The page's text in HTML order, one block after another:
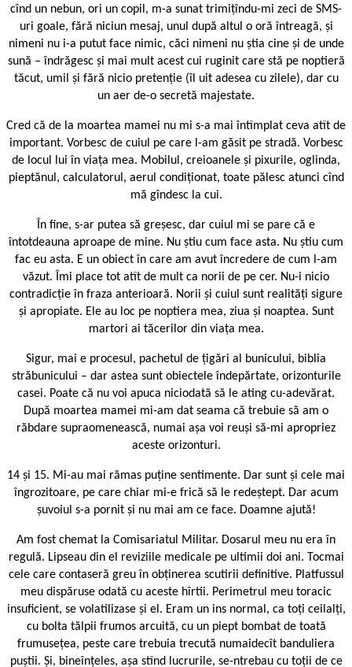
cînd un nebun, ori un copil, m-a sunat trimițîndu-mi zeci de SMS-
uri goale, fără niciun mesaj, unul după altul o oră întreagă, și
nimeni nu i-a putut face nimic, căci nimeni nu știa cine și de unde
sună – îndrăgesc și mai mult acest cui ruginit care stă pe noptieră
tăcut, umil și fără nicio pretenție (îl uit adesea cu zilele), dar cu
un aer de-o secretă majestate.
Cred că de la moartea mamei nu mi s-a mai întîmplat ceva atît de
important. Vorbesc de cuiul pe care l-am găsit pe stradă. Vorbesc
de locul lui în viața mea. Mobilul, creioanele și pixurile, oglinda,
pieptănul, calculatorul, aerul condiționat, toate pălesc atunci cînd
mă gîndesc la cui.
În fine, s-ar putea să greșesc, dar cuiul mi se pare că e
întotdeauna aproape de mine. Nu știu cum face asta. Nu știu cum
fac eu asta. E un obiect în care am avut încredere de cum l-am
văzut. Îmi place tot atît de mult ca norii de pe cer. Nu-i nicio
contradicție în fraza anterioară. Norii și cuiul sunt realități sigure
și apropiate. Ele au loc pe noptiera mea, ziua și noaptea. Sunt
martori ai tăcerilor din viața mea.
Sigur, mai e procesul, pachetul de țigări al bunicului, biblia
străbunicului – dar astea sunt obiectele îndepărtate, orizonturile
casei. Poate că nu voi apuca niciodată să le ating cu-adevărat.
După moartea mamei mi-am dat seama că trebuie să am o
răbdare supraomenească, numai așa voi reuși să-mi apropriez
aceste orizonturi.
14 și 15. Mi-au mai rămas puține sentimente. Dar sunt și cele mai
îngrozitoare, pe care chiar mi-e frică să le redeștept. Dar acum
șuvoiul s-a pornit și nu mai am ce face. Doamne ajută!
Am fost chemat la Comisariatul Militar. Dosarul meu nu era în
regulă. Lipseau din el reviziile medicale pe ultimii doi ani. Tocmai
cele care contaseră greu în obținerea scutirii definitive. Platfussul
meu dispăruse odată cu aceste hîrtii. Perimetrul meu toracic
insuficient, se volatilizase și el. Eram un ins normal, ca toți ceilalți,
cu bolta tălpii frumos arcuită, cu un piept bombat de toată
frumusețea, peste care trebuia trecută numaidecît banduliera
puștii. Și, bineînțeles, așa stînd lucrurile, se-ntrebau cu toții de ce